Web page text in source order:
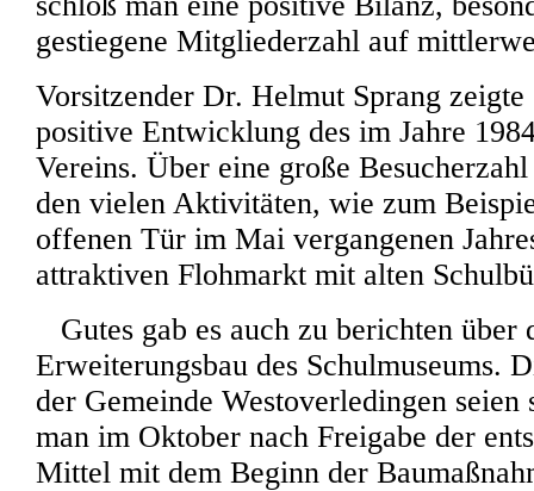
gestiegene Mitgliederzahl auf
Vorsitzender Dr. Helmut Sprang
positive Entwicklung des im Jahre
Vereins. Über eine große
den vielen Aktivitäten, wie zum
offenen Tür im Mai vergangenen
attraktiven Flohmarkt mit alten
Gutes gab es auch zu berichten über
Erweiterungsbau des Schulmuseums.
der Gemeinde Westoverledingen seien
man im Oktober nach Freigabe der
Mittel mit dem Beginn der